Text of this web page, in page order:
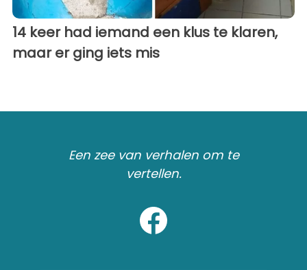
14 keer had iemand een klus te klaren,
maar er ging iets mis
Een zee van verhalen om te
vertellen.